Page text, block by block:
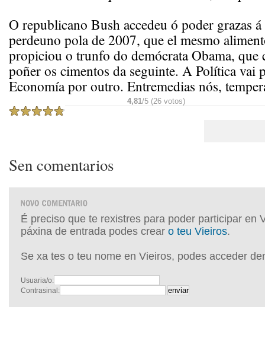
O republicano Bush accedeu ó poder grazas
perdeuno pola de 2007, que el mesmo
propiciou o trunfo do demócrata Obama, que
poñer os cimentos da seguinte. A Política vai
Economía por outro. Entremedias nós,
4,81/5 (26 votos)
Sen comentarios
É preciso que te rexistres para poder participar en
páxina de entrada podes crear o teu Vieiros.
Se xa tes o teu nome en Vieiros, podes acceder
Usuaria/o:
Contrasinal: